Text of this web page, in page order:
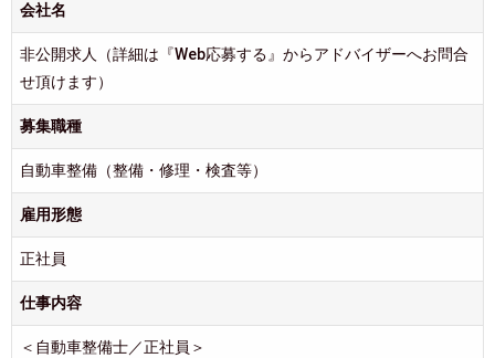
会社名
非公開求人（詳細は『Web応募する』からアドバイザーへお問合
せ頂けます）
募集職種
自動車整備（整備・修理・検査等）
雇用形態
正社員
仕事内容
＜自動車整備士／正社員＞